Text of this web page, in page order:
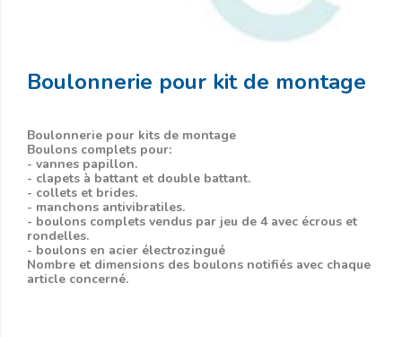
Boulonnerie pour kit de montage
Boulonnerie pour kits de montage
Boulons complets pour:
- vannes papillon.
- clapets à battant et double battant.
- collets et brides.
- manchons antivibratiles.
- boulons complets vendus par jeu de 4 avec écrous et
rondelles.
- boulons en acier électrozingué
Nombre et dimensions des boulons notifiés avec chaque
article concerné.